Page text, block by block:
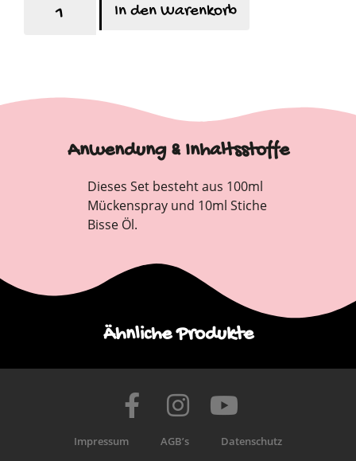
In den Warenkorb
Anwendung & Inhaltsstoffe
Dieses Set besteht aus 100ml
Mückenspray und 10ml Stiche
Bisse Öl.
Ähnliche Produkte
Impressum AGB’s Datenschutz